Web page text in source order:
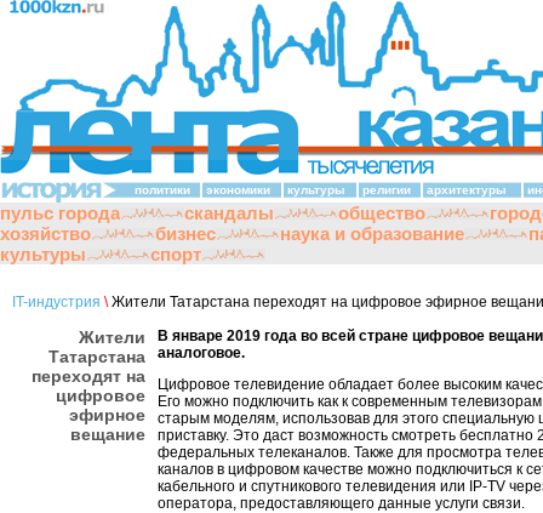
политики экономики культуры религии архитектуры
пульс города скандалы общество
хозяйство
бизнес наука и образование
культуры
спорт
IT-индустрия \Жители Татарстана переходят на цифровое эфирное
Жители
Татарстана
переходят на
цифровое
эфирное
вещание
В январе 2019 года во всей стране цифровое
аналоговое.
Цифровое телевидение обладает более высоким
Его можно подключить как к современным
старым моделям, использовав для этого
приставку. Это даст возможность смотреть бесплатно
федеральных телеканалов. Также для просмотра
каналов в цифровом качестве можно подключиться к
кабельного и спутникового телевидения или IP-TV
оператора, предоставляющего данные услуги связи.